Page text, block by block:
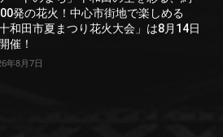
発の花火！中心市街地で楽しめる
十和田市夏まつり花火大会」は8月14日
催！
年8月7日